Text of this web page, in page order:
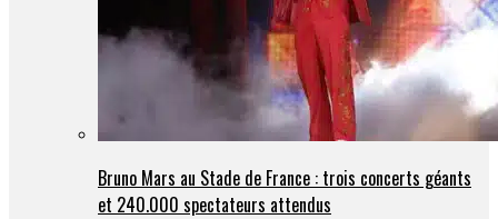
Bruno Mars au Stade de France : trois concerts géants
et 240.000 spectateurs attendus